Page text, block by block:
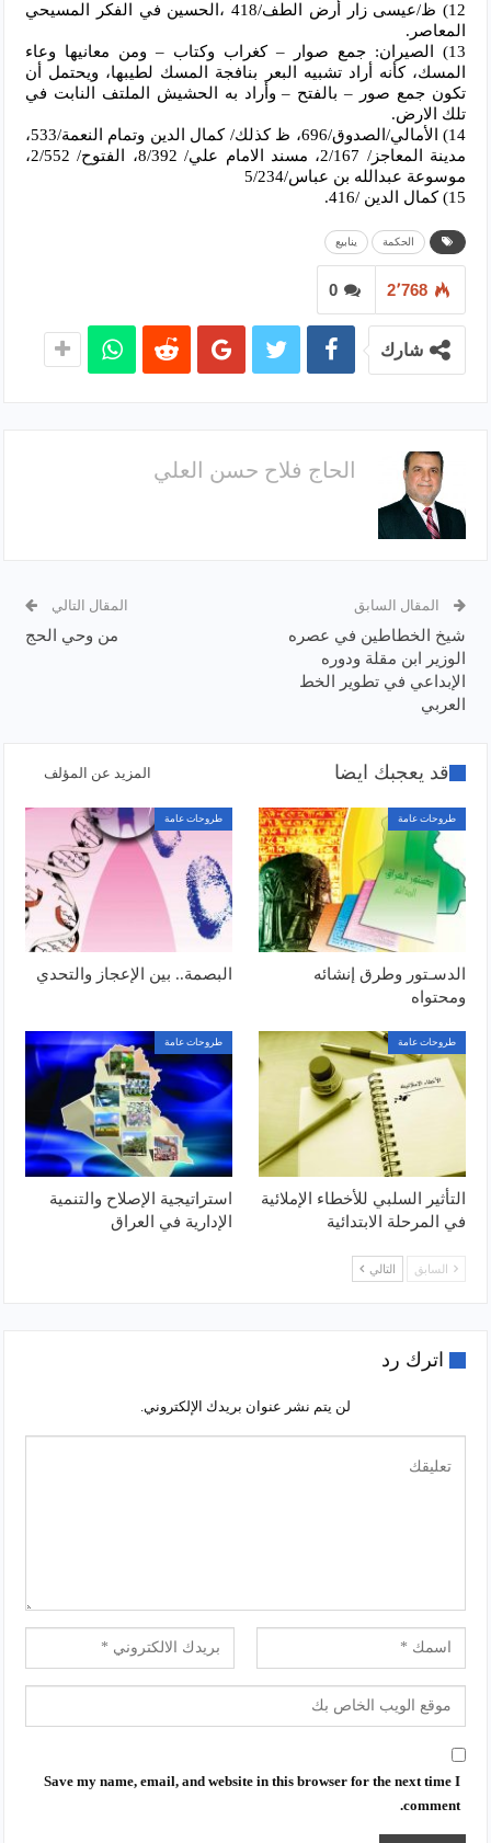
12) ظ/عيسى زار أرض الطف/418 ،الحسين في الفكر المسيحي
المعاصر.
13) الصيران: جمع صوار – كغراب وكتاب – ومن معانيها وعاء
المسك، كأنه أراد تشبيه البعر بنافجة المسك لطيبها، ويحتمل أن
تكون جمع صور – بالفتح – وأراد به الحشيش الملتف النابت في
تلك الارض.
14) الأمالي/الصدوق/696، ظ كذلك/ كمال الدين وتمام النعمة/533،
مدينة المعاجز/ 2/167، مسند الامام علي/ 8/392، الفتوح/ 2/552،
موسوعة عبدالله بن عباس/5/234
15) كمال الدين /416.
الحكمة ينابيع
0 2٬768
شارك
الحاج فلاح حسن العلي
المقال السابق
شيخ الخطاطين في عصره
الوزير ابن مقلة ودوره
الإبداعي في تطوير الخط
العربي
المقال التالي
من وحي الحج
قد يعجبك ايضا المزيد عن المؤلف
طروحات عامة
الدسـتور وطرق إنشائه
ومحتواه
طروحات عامة
البصمة.. بين الإعجاز والتحدي
طروحات عامة
التأثير السلبي للأخطاء الإملائية
في المرحلة الابتدائية
طروحات عامة
استراتيجية الإصلاح والتنمية
الإدارية في العراق
السابق التالي
اترك رد
لن يتم نشر عنوان بريدك الإلكتروني.
Save my name, email, and website in this browser for the next time I
comment.